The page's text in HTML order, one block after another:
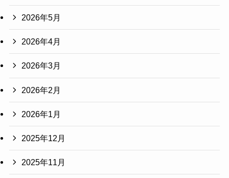
2026年5月
2026年4月
2026年3月
2026年2月
2026年1月
2025年12月
2025年11月